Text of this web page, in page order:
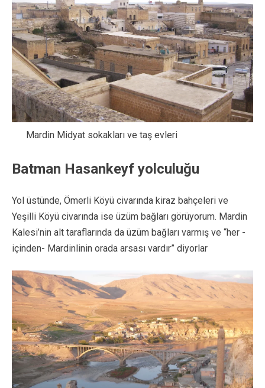
Mardin Midyat sokakları ve taş evleri
Batman Hasankeyf yolculuğu
Yol üstünde, Ömerli Köyü civarında kiraz bahçeleri ve
Yeşilli Köyü civarında ise üzüm bağları görüyorum. Mardin
Kalesi’nin alt taraflarında da üzüm bağları varmış ve “her -
içinden- Mardinlinin orada arsası vardır” diyorlar